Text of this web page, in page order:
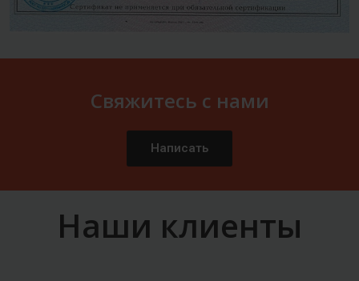
Свяжитесь с нами
Написать
Наши клиенты